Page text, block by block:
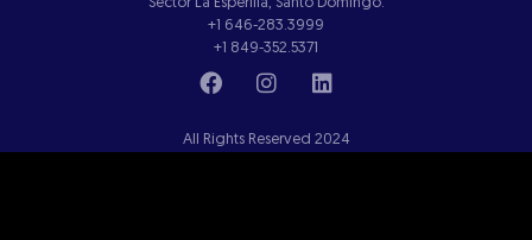
+1 646-283.3999
+1 849-352.5371
All Rights Reserved 2024